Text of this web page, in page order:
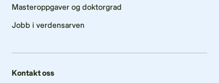
Masteroppgaver og doktorgrad
Jobb i verdensarven
Kontakt oss